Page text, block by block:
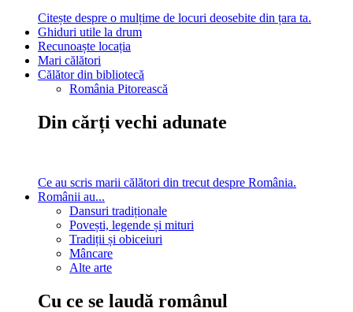
Citește despre o mulțime de locuri deosebite din țara ta.
Ghiduri utile la drum
Recunoaște locația
Mari călători
Călător din bibliotecă
România Pitorească
Din cărți vechi adunate
Ce au scris marii călători din trecut despre România.
Românii au...
Dansuri tradiționale
Povești, legende și mituri
Tradiții și obiceiuri
Mâncare
Alte arte
Cu ce se laudă românul